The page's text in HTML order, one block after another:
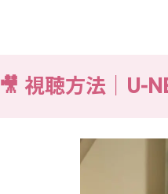
🎥 視聴方法｜U-